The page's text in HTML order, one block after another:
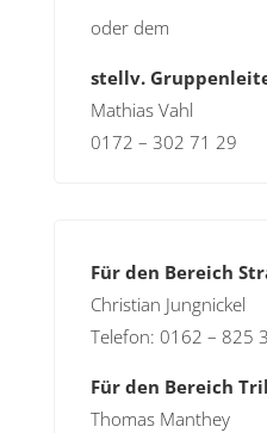
oder dem
stellv.
Mathias Vahl
0172 – 302 71 29
Für den Bereich
Christian Jungnickel
Telefon: 0162 – 825
Für den Bereich
Thomas Manthey